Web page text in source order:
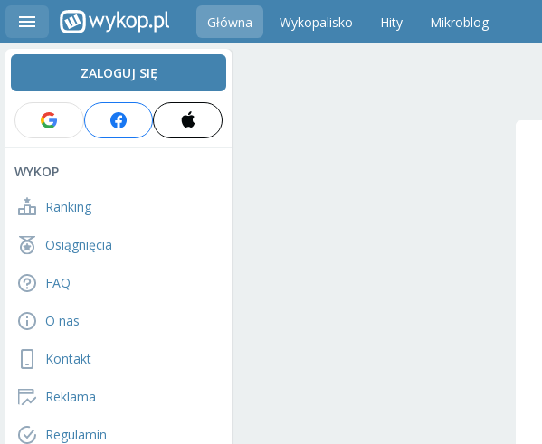
Główna Wykopalisko Hity Mikroblog
ZALOGUJ SIĘ
WYKOP
Ranking
Osiągnięcia
FAQ
O nas
Kontakt
Reklama
Regulamin